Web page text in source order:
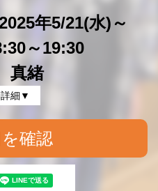
年5/21(水)～
～19:30
真緒
細▼
確認